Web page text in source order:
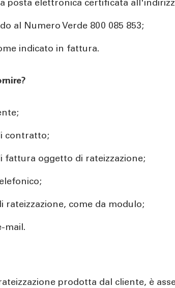
posta elettronica certificata
al Numero Verde 800 085 853;
indicato in fattura.
contratto;
fattura oggetto di rateizzazione;
rateizzazione, come da modulo;
mail.
prodotta dal cliente, è